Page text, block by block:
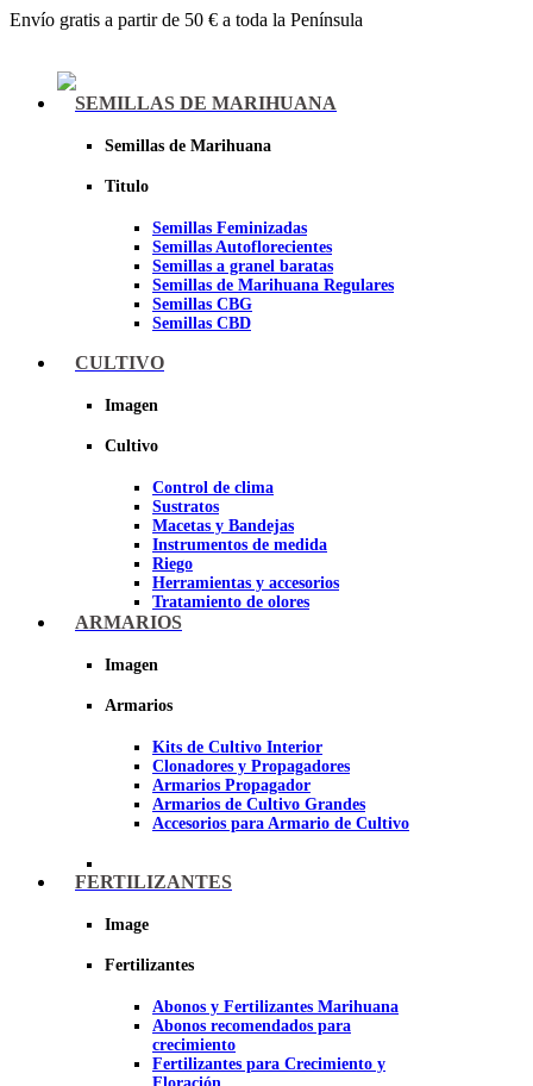
Envío gratis a partir de 50 € a toda la Península
SEMILLAS DE MARIHUANA
Semillas de Marihuana
Titulo
Semillas Feminizadas
Semillas Autoflorecientes
Semillas a granel baratas
Semillas de Marihuana Regulares
Semillas CBG
Semillas CBD
Sheer seeds
CULTIVO
Imagen
Cultivo
Control de clima
Sustratos
Macetas y Bandejas
Instrumentos de medida
Riego
Herramientas y accesorios
Tratamiento de olores
Insecticidas y fungicidas
Papel Reflectante para cultivo de
ARMARIOS
Imagen
Armarios
Kits de Cultivo Interior
Clonadores y Propagadores
Armarios Propagador
Armarios de Cultivo Grandes
Accesorios para Armario de Cultivo
FERTILIZANTES
Image
Fertilizantes
Abonos y Fertilizantes Marihuana
Abonos recomendados para
crecimiento
Fertilizantes para Crecimiento y